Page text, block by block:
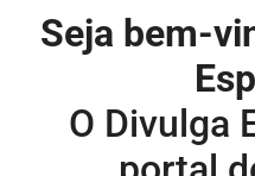
Seja bem-
O Divulga